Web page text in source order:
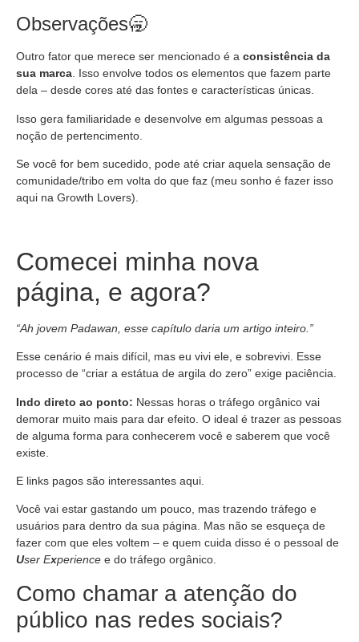
Observações🥱
Outro fator que merece ser mencionado é a consistência da
sua marca. Isso envolve todos os elementos que fazem parte
dela – desde cores até das fontes e características únicas.
Isso gera familiaridade e desenvolve em algumas pessoas a
noção de pertencimento.
Se você for bem sucedido, pode até criar aquela sensação de
comunidade/tribo em volta do que faz (meu sonho é fazer isso
aqui na Growth Lovers).
Comecei minha nova
página, e agora?
“Ah jovem Padawan, esse capítulo daria um artigo inteiro.”
Esse cenário é mais difícil, mas eu vivi ele, e sobrevivi. Esse
processo de “criar a estátua de argila do zero” exige paciência.
Indo direto ao ponto: Nessas horas o tráfego orgânico vai
demorar muito mais para dar efeito. O ideal é trazer as pessoas
de alguma forma para conhecerem você e saberem que você
existe.
E links pagos são interessantes aqui.
Você vai estar gastando um pouco, mas trazendo tráfego e
usuários para dentro da sua página. Mas não se esqueça de
fazer com que eles voltem – e quem cuida disso é o pessoal de
User Experience e do tráfego orgânico.
Como chamar a atenção do
público nas redes sociais?